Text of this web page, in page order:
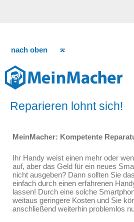
nach oben
Reparieren lohnt sich!
MeinMacher: Kompetente
Ihr Handy weist einen mehr oder
auf, aber das Geld für ein neues
nicht ausgeben? Dann sollten Sie
einfach durch einen erfahrenen
lassen! Durch eine solche
weitaus geringere Kosten und Sie
anschließend weiterhin problemlos